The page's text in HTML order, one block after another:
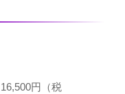
円（税